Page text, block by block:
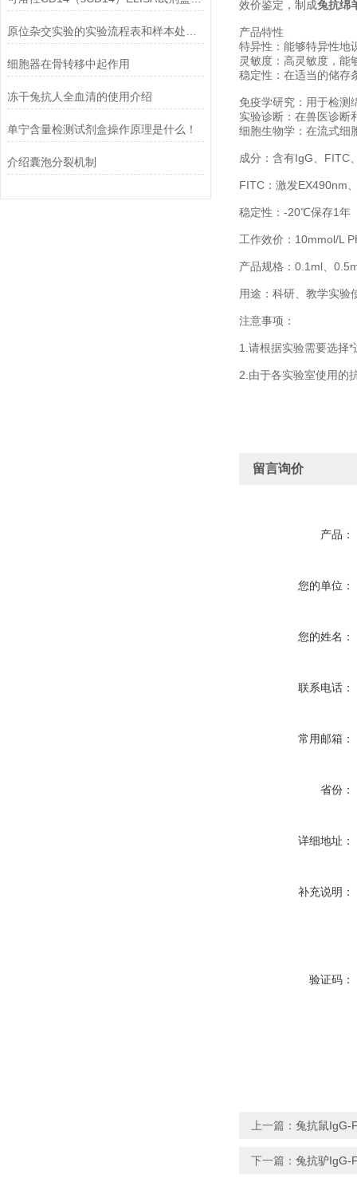
细胞器在骨转移中起作用
冻干兔抗人全血清的使用介绍
单宁含量检测试剂盒操作原理是什么！
介绍囊泡分裂机制
效价鉴定，制成兔抗绵
产品特性
特异性：能够特异性地
灵敏度：高灵敏度，能
稳定性：在适当的储存
免疫学研究：用于检测
实验诊断：在兽医诊断
细胞生物学：在流式细
成分：含有IgG、FITC
FITC：激发EX490nm
稳定性：-20℃保存1年
工作效价：10mmol/L
产品规格：0.1ml、
用途：科研、教学实验
注意事项：
1.请根据实验需要选择
2.由于各实验室使用的
留言询价
产品：
您的单位：
您的姓名：
联系电话：
常用邮箱：
省份：
详细地址：
补充说明：
验证码：
上一篇： 兔抗鼠IgG-
下一篇： 兔抗驴IgG-